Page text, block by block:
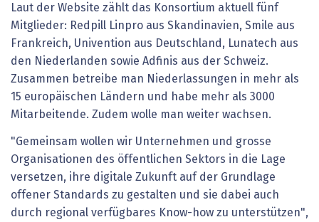
Laut der Website zählt das Konsortium aktuell fünf
Mitglieder: Redpill Linpro aus Skandinavien, Smile aus
Frankreich, Univention aus Deutschland, Lunatech aus
den Niederlanden sowie Adfinis aus der Schweiz.
Zusammen betreibe man Niederlassungen in mehr als
15 europäischen Ländern und habe mehr als 3000
Mitarbeitende. Zudem wolle man weiter wachsen.
"Gemeinsam wollen wir Unternehmen und grosse
Organisationen des öffentlichen Sektors in die Lage
versetzen, ihre digitale Zukunft auf der Grundlage
offener Standards zu gestalten und sie dabei auch
durch regional verfügbares Know-how zu unterstützen",